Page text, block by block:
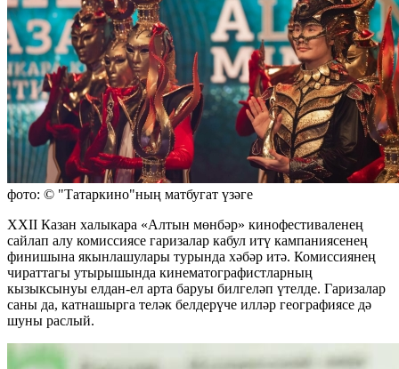
фото: © "Татаркино"ның матбугат үзәге
XXII Казан халыкара «Алтын мөнбәр» кинофестиваленең
сайлап алу комиссиясе гаризалар кабул итү кампаниясенең
финишына якынлашулары турында хәбәр итә. Комиссиянең
чираттагы утырышында кинематографистларның
кызыксынуы елдан-ел арта баруы билгеләп үтелде. Гаризалар
саны да, катнашырга теләк белдерүче илләр географиясе дә
шуны раслый.